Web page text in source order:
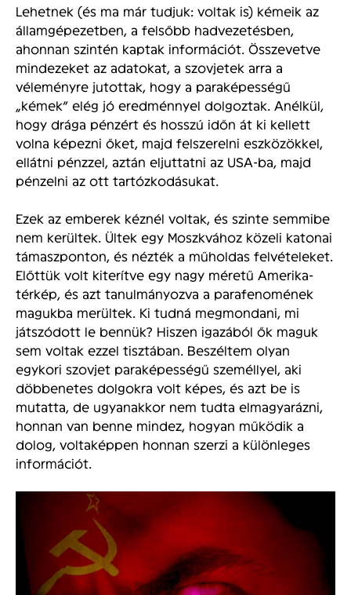
Lehetnek (és ma már tudjuk: voltak is) kémeik az
államgépezetben, a felsőbb hadvezetésben,
ahonnan szintén kaptak információt. Összevetve
mindezeket az adatokat, a szovjetek arra a
véleményre jutottak, hogy a paraképességű
„kémek” elég jó eredménnyel dolgoztak. Anélkül,
hogy drága pénzért és hosszú időn át ki kellett
volna képezni őket, majd felszerelni eszközökkel,
ellátni pénzzel, aztán eljuttatni az USA-ba, majd
pénzelni az ott tartózkodásukat.
Ezek az emberek kéznél voltak, és szinte semmibe
nem kerültek. Ültek egy Moszkvához közeli katonai
támaszponton, és nézték a műholdas felvételeket.
Előttük volt kiterítve egy nagy méretű Amerika-
térkép, és azt tanulmányozva a parafenomének
magukba merültek. Ki tudná megmondani, mi
játszódott le bennük? Hiszen igazából ők maguk
sem voltak ezzel tisztában. Beszéltem olyan
egykori szovjet paraképességű személlyel, aki
döbbenetes dolgokra volt képes, és azt be is
mutatta, de ugyanakkor nem tudta elmagyarázni,
honnan van benne mindez, hogyan működik a
dolog, voltaképpen honnan szerzi a különleges
információt.